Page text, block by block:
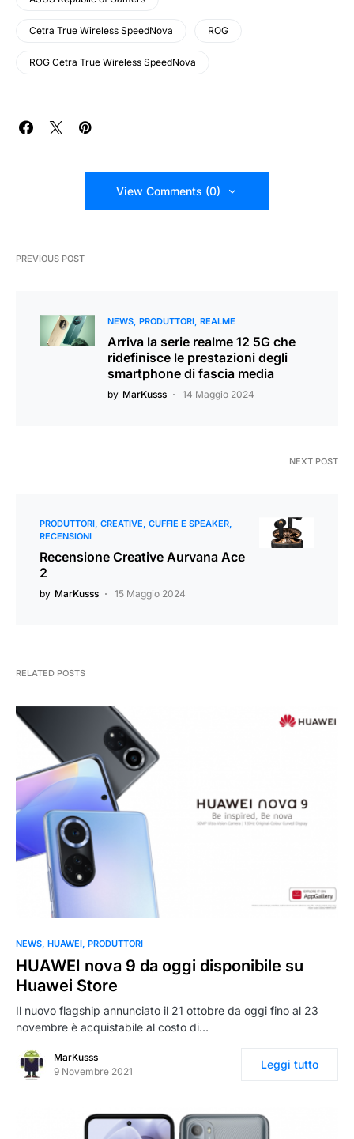
Cetra True Wireless SpeedNova ROG
ROG Cetra True Wireless SpeedNova
View Comments (0)
PREVIOUS POST
NEWS PRODUTTORI REALME
Arriva la serie realme 12 5G che
ridefinisce le prestazioni degli
smartphone di fascia media
by MarKusss 14 Maggio 2024
NEXT POST
PRODUTTORI CREATIVE CUFFIE E SPEAKER
RECENSIONI
Recensione Creative Aurvana Ace
2
by MarKusss 15 Maggio 2024
RELATED POSTS
NEWS HUAWEI PRODUTTORI
HUAWEI nova 9 da oggi disponibile su
Huawei Store
Il nuovo flagship annunciato il 21 ottobre da oggi fino al 23
novembre è acquistabile al costo di…
MarKusss
9 Novembre 2021
Leggi tutto